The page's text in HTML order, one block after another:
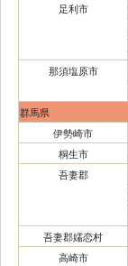
足利市
那須塩原市
群馬県
伊勢崎市
桐生市
吾妻郡
吾妻郡嬬恋村
高崎市